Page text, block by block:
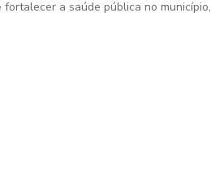
a saúde pública no município,